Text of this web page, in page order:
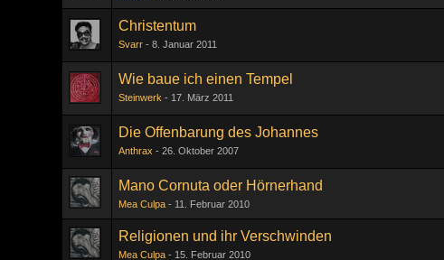
Christentum
Svarr 8. Januar 2011
Wie baue ich einen Tempel
Steinwerk 17. März 2011
Die Offenbarung des Johannes
Anthrax 26. Oktober 2007
Mano Cornuta oder Hörnerhand
Mea Culpa 11. Februar 2010
Religionen und ihr Verschwinden
Mea Culpa 15. Februar 2010